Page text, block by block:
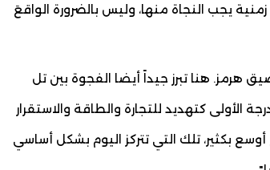
يجب النجاة منها، وليس بالضرورة الواقعَ
هرمز. هنا تبرز جيداً أيضا الفجوة بين تل
الأولى كتهديد للتجارة والطاقة والاستقرار
بكثير، تلك التي تتركز اليوم بشكل أساسي